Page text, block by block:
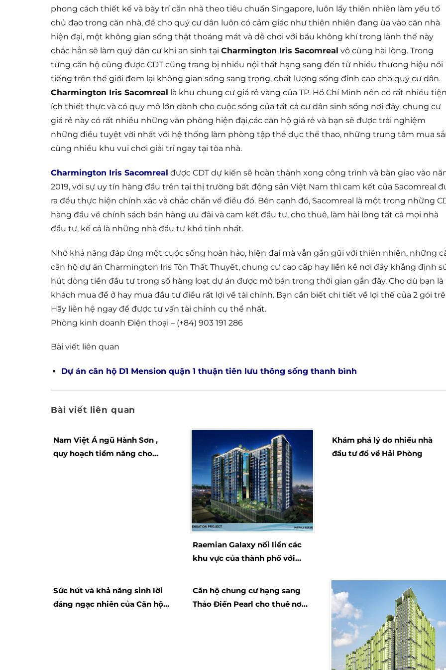
phong cách thiết kế và bày trí căn nhà theo tiêu chuẩn Singapore, luôn lấy thiên nhiên làm yếu tố
chủ đạo trong căn nhà, để cho quý cư dân luôn có cảm giác như thiên nhiên đang ùa vào căn nhà
hiện đại, một không gian sống thật thoáng mát và dễ chơi với bầu không khí trong lành thế này
chắc hẳn sẽ làm quý dân cư khi an sinh tại Charmington Iris Sacomreal vô cùng hài lòng. Trong
từng căn hộ cũng được CDT cũng trang bị nhiều nội thất hạng sang đến từ nhiều thương hiệu nổi
tiếng trên thế giới đem lại không gian sống sang trọng, chất lượng sống đỉnh cao cho quý cư dân.
Charmington Iris Sacomreal là khu chung cư giá rẻ vàng của TP. Hồ Chí Minh nên có rất nhiều tiện
ích thiết thực và có quy mô lớn dành cho cuộc sống của tất cả cư dân sinh sống nơi đây. chung cư
giá rẻ này có rất nhiều những văn phòng hiện đại,các căn hộ giá rẻ và bạn sẽ được trải nghiệm
những điều tuyệt vời nhất với hệ thống làm phòng tập thể dục thể thao, những trung tâm mua
cùng nhiều khu vui chơi giải trí ngay tại tòa nhà.
Charmington Iris Sacomreal được CDT dự kiến sẽ hoàn thành xong công trình và bàn giao vào
2019, với sự uy tín hàng đầu trên tại thị trường bất động sản Việt Nam thì cam kết của Sacomreal
ra đều thực hiện chính xác và chắc chắn về điều đó. Bên cạnh đó, Sacomreal là một trong những
hàng đầu về chính sách bán hàng ưu đãi và cam kết đầu tư, cho thuê, làm hài lòng tất cả mọi nhà
đầu tư, kể cả là những nhà đầu tư khó tính nhất.
Nhờ khả năng đáp ứng một cuộc sống hoàn hảo, hiện đại mà vẫn gần gũi với thiên nhiên, những
căn hộ dự án Charmington Iris Tôn Thất Thuyết, chung cư cao cấp hay liền kề nơi đây khẳng định
hút dòng tiền đầu tư trong số hàng loạt dự án được mở bán trong thời gian gần đây. Cho dù bạn là
khách mua để ở hay mua đầu tư điều rất lợi về tài chính. Bạn cần biết chi tiết về lợi thế của 2 gói
Hãy liên hệ ngay để được tư vấn tài chính cụ thể nhất.
Phòng kinh doanh Điện thoại – (+84) 903 191 286
Bài viết liên quan
Dự án căn hộ D1 Mension quận 1 thuận tiên lưu thông sống thanh bình
Bài viết liên quan
Nam Việt Á ngũ Hành Sơn ,
quy hoạch tiềm năng cho
Raemian Galaxy nối liền các
khu vực của thành phố với
Khám phá lý do nhiều nhà
đầu tư đổ về Hải Phòng
Sức hút và khả năng sinh lời
đáng ngạc nhiên của Căn hộ
Căn hộ chung cư hạng sang
Thảo Điền Pearl cho thuê nơi